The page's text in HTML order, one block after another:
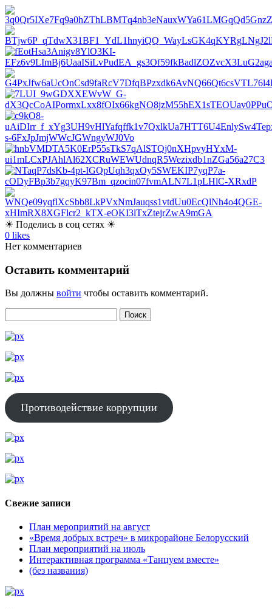
☀ Поделись в соц сетях ☀
0 likes
Нет комментариев
Оставить комментарий
Вы должны войти чтобы оставить комментарий.
Противодействие коррупции
Свежие записи
План мероприятий на август
«Время добрых встреч» в микрорайоне Белорусский
План мероприятий на июль
Интерактивная программа «Танцуем вместе»
(без названия)